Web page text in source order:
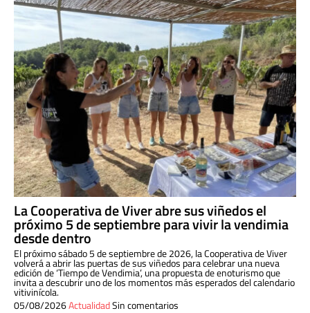
La Cooperativa de Viver abre sus viñedos el
próximo 5 de septiembre para vivir la vendimia
desde dentro
El próximo sábado 5 de septiembre de 2026, la Cooperativa de Viver
volverá a abrir las puertas de sus viñedos para celebrar una nueva
edición de ‘Tiempo de Vendimia’, una propuesta de enoturismo que
invita a descubrir uno de los momentos más esperados del calendario
vitivinícola.
05/08/2026ActualidadSin comentarios